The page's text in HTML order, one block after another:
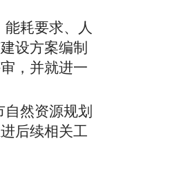
耗要求、人
设方案编制
，并就进一
然资源规划
后续相关工